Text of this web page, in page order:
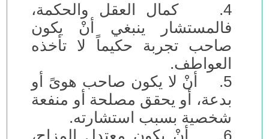
4. كمال العقل والحكمة،
فالمستشار ينبغي أنْ يكون
صاحب تجربة حكيماً لا تأخذه
العواطف.
5. أنْ لا يكون صاحب هوىً أو
بدعة، أو يحقق مصلحة أو منفعة
شخصية بسبب استشارته.
6. أنْ يكون معتدل المزاج،